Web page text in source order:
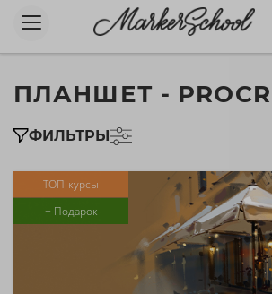
ПЛАНШЕТ -
ФИЛЬТРЫ
ТОП-курсы
+ Подарок